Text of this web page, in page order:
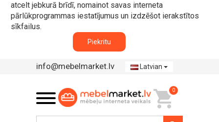
atcelt jebkurā brīdī, nomainot savas interneta
pārlūkprogrammas iestatījumus un izdzēšot ierakstītos
sīkfailus.
Piekritu
info@mebelmarket.lv Latvian
0